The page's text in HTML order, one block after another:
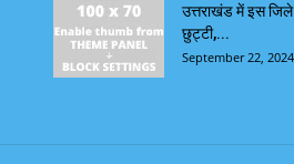
उत्तराखंड में इस
छुट्टी,...
September 22, 2024